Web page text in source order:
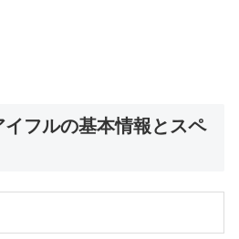
フルの基本情報とスペ